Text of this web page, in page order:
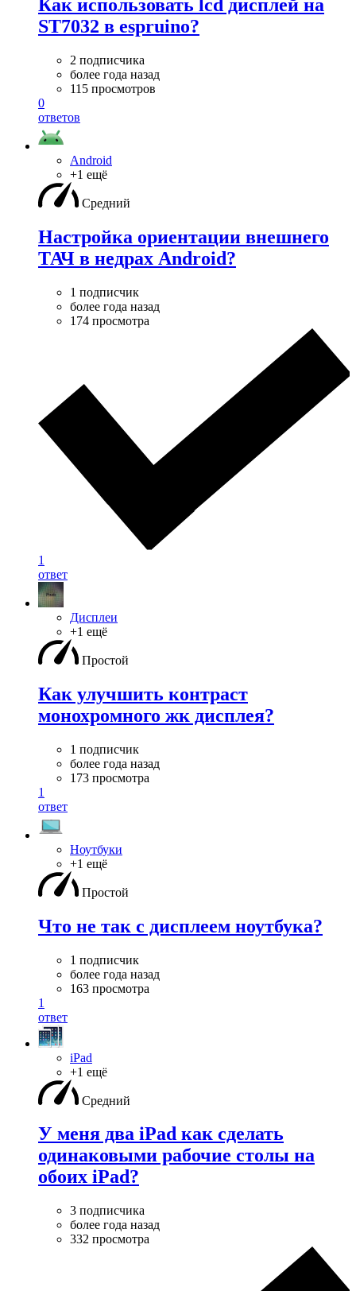
Как использовать lcd дисплей на
ST7032 в espruino?
2 подписчика
более года назад
115 просмотров
0
ответов
Android
+1 ещё
Средний
Настройка ориентации внешнего
ТАЧ в недрах Android?
1 подписчик
более года назад
174 просмотра
1
ответ
Дисплеи
+1 ещё
Простой
Как улучшить контраст
монохромного жк дисплея?
1 подписчик
более года назад
173 просмотра
1
ответ
Ноутбуки
+1 ещё
Простой
Что не так с дисплеем ноутбука?
1 подписчик
более года назад
163 просмотра
1
ответ
iPad
+1 ещё
Средний
У меня два iPad как сделать
одинаковыми рабочие столы на
обоих iPad?
3 подписчика
более года назад
332 просмотра